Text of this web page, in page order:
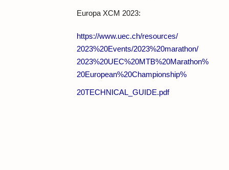
Europa XCM 2023:
https://www.uec.ch/resources/
2023%20Events/2023%20marathon/
2023%20UEC%20MTB%20Marathon%
20European%20Championship%
20TECHNICAL_GUIDE.pdf